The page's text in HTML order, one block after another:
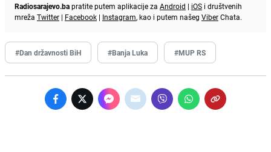
Radiosarajevo.bapratite putem aplikacije za Android | iOS i društvenih
mreža Twitter | Facebook | Instagram, kao i putem našeg ViberChata.
#Dan državnosti BiH #Banja Luka #MUP RS